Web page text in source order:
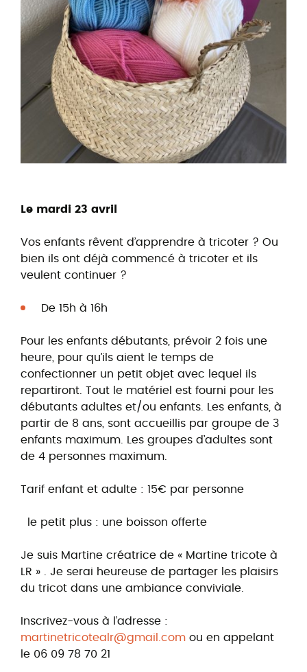
Le mardi 23 avril
Vos enfants rêvent d’apprendre à tricoter ? Ou
bien ils ont déjà commencé à tricoter et ils
veulent continuer ?
De 15h à 16h
Pour les enfants débutants, prévoir 2 fois une
heure, pour qu’ils aient le temps de
confectionner un petit objet avec lequel ils
repartiront. Tout le matériel est fourni pour les
débutants adultes et/ou enfants. Les enfants, à
partir de 8 ans, sont accueillis par groupe de 3
enfants maximum. Les groupes d’adultes sont
de 4 personnes maximum.
Tarif enfant et adulte : 15€ par personne
le petit plus : une boisson offerte
Je suis Martine créatrice de « Martine tricote à
LR » . Je serai heureuse de partager les plaisirs
du tricot dans une ambiance conviviale.
Inscrivez-vous à l’adresse :
martinetricotealr@gmail.com ou en appelant
le 06 09 78 70 21